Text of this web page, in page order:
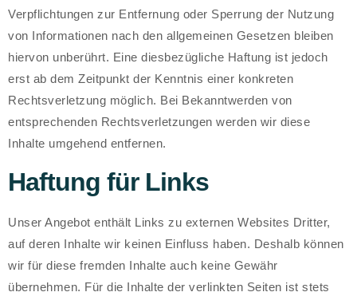
Verpflichtungen zur Entfernung oder Sperrung der Nutzung
von Informationen nach den allgemeinen Gesetzen bleiben
hiervon unberührt. Eine diesbezügliche Haftung ist jedoch
erst ab dem Zeitpunkt der Kenntnis einer konkreten
Rechtsverletzung möglich. Bei Bekanntwerden von
entsprechenden Rechtsverletzungen werden wir diese
Inhalte umgehend entfernen.
Haftung für Links
Unser Angebot enthält Links zu externen Websites Dritter,
auf deren Inhalte wir keinen Einfluss haben. Deshalb können
wir für diese fremden Inhalte auch keine Gewähr
übernehmen. Für die Inhalte der verlinkten Seiten ist stets